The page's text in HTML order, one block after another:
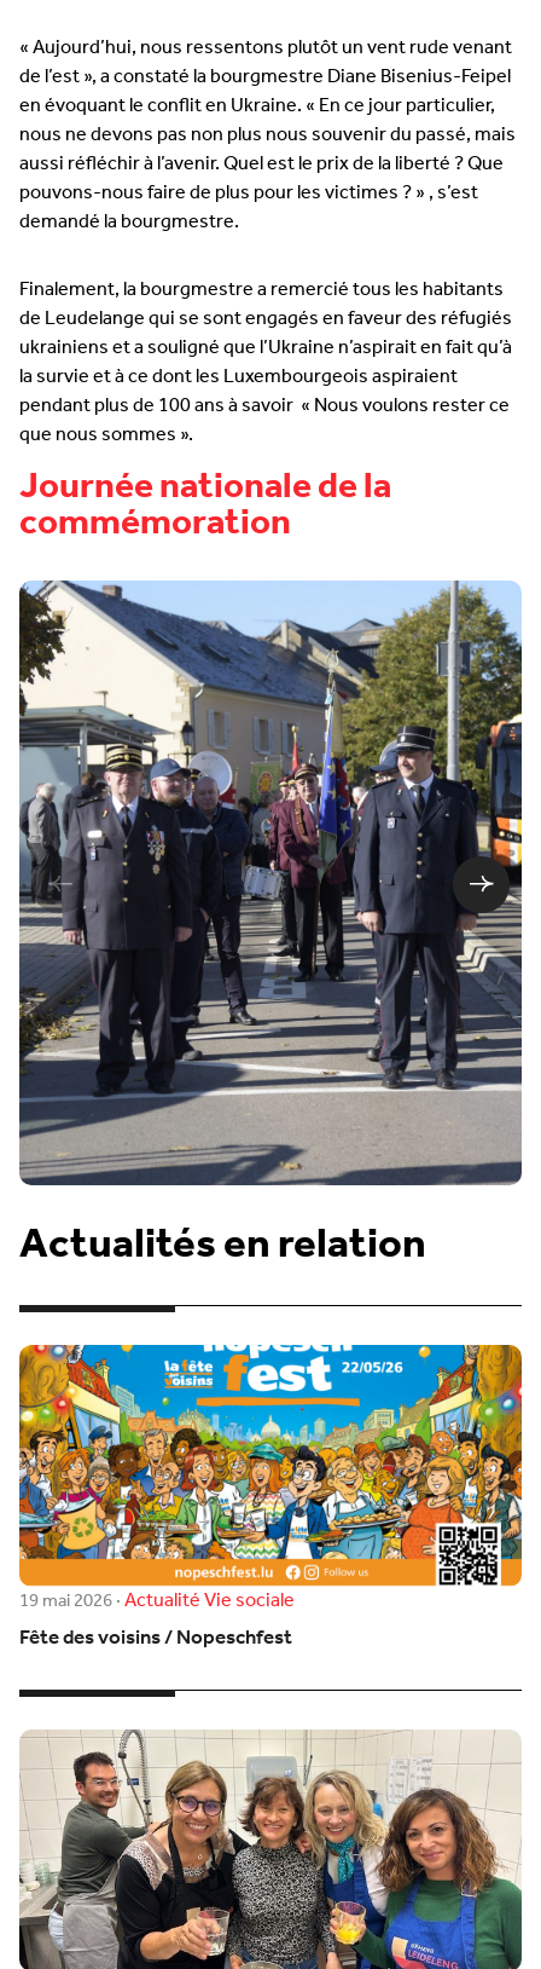
« Aujourd’hui, nous ressentons plutôt un vent rude venant
de l’est », a constaté la bourgmestre Diane Bisenius-Feipel
en évoquant le conflit en Ukraine. « En ce jour particulier,
nous ne devons pas non plus nous souvenir du passé, mais
aussi réfléchir à l’avenir. Quel est le prix de la liberté ? Que
pouvons-nous faire de plus pour les victimes ? » , s’est
demandé la bourgmestre.
Finalement, la bourgmestre a remercié tous les habitants
de Leudelange qui se sont engagés en faveur des réfugiés
ukrainiens et a souligné que l’Ukraine n’aspirait en fait qu’à
la survie et à ce dont les Luxembourgeois aspiraient
pendant plus de 100 ans à savoir « Nous voulons rester ce
que nous sommes ».
Journée nationale de la
commémoration
Actualités en relation
19 mai 2026·ActualitéVie sociale
Fête des voisins / Nopeschfest